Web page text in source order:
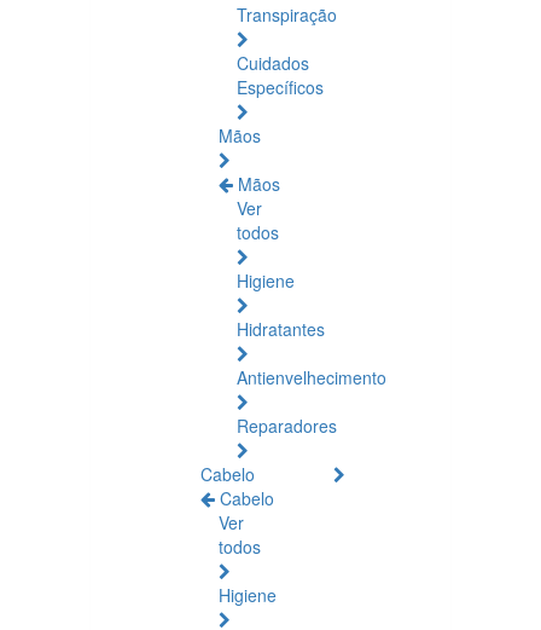
Transpiração
Cuidados
Específicos
Mãos
Mãos
Ver
todos
Higiene
Hidratantes
Antienvelhecimento
Reparadores
Cabelo
Cabelo
Ver
todos
Higiene